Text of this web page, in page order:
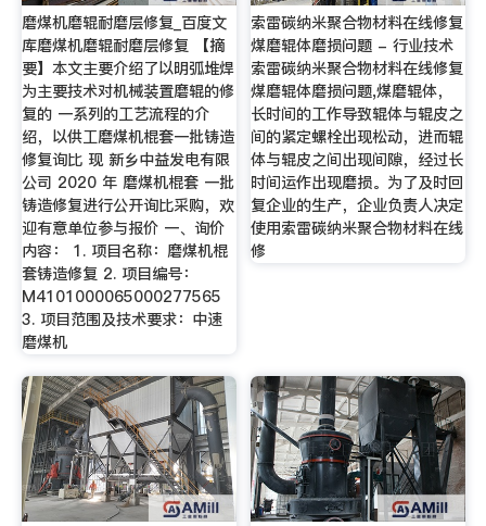
磨煤机磨辊耐磨层修复_百度文
库磨煤机磨辊耐磨层修复 【摘
要】本文主要介绍了以明弧堆焊
为主要技术对机械装置磨辊的修
复的 一系列的工艺流程的介
绍，以供工磨煤机棍套一批铸造
修复询比 现 新乡中益发电有限
公司 2020 年 磨煤机棍套 一批
铸造修复进行公开询比采购，欢
迎有意单位参与报价 一、询价
内容： 1. 项目名称：磨煤机棍
套铸造修复 2. 项目编号：
M4101000065000277565
3. 项目范围及技术要求：中速
磨煤机
索雷碳纳米聚合物材料在线修复
煤磨辊体磨损问题 - 行业技术
索雷碳纳米聚合物材料在线修复
煤磨辊体磨损问题,煤磨辊体，
长时间的工作导致辊体与辊皮之
间的紧定螺栓出现松动，进而辊
体与辊皮之间出现间隙，经过长
时间运作出现磨损。为了及时回
复企业的生产，企业负责人决定
使用索雷碳纳米聚合物材料在线
修